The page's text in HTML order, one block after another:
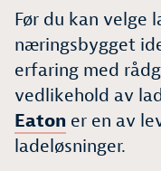
Før du kan velge
næringsbygget
erfaring med
vedlikehold av
Eaton er en av
ladeløsninger.